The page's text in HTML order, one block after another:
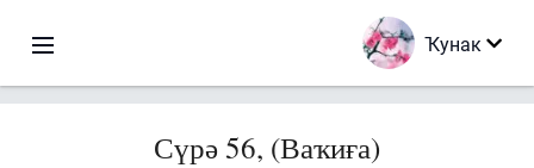
Ҡунак
Сүрә 56, (Ваҡиға)